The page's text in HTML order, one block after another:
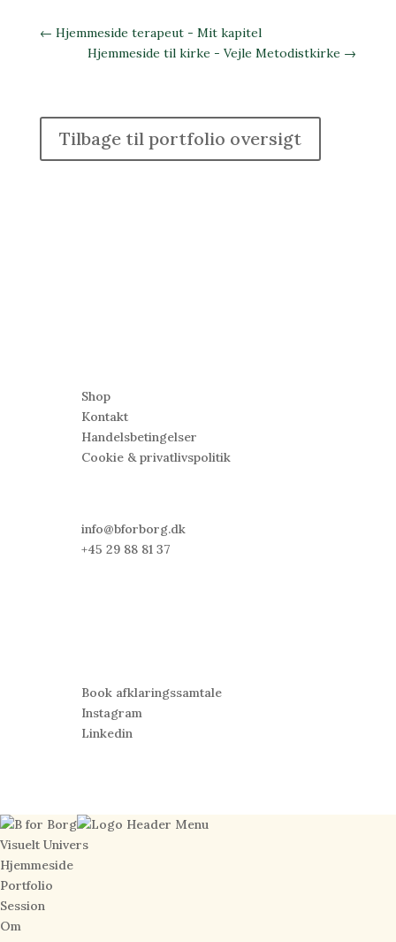
← Hjemmeside terapeut - Mit kapitel
Hjemmeside til kirke - Vejle Metodistkirke →
Tilbage til portfolio oversigt
Shop
Kontakt
Handelsbetingelser
Cookie &privatlivspolitik
info@bforborg.dk
+45 29 88 81 37
Book afklaringssamtale
Instagram
Linkedin
Visuelt Univers
Hjemmeside
Portfolio
Session
Om